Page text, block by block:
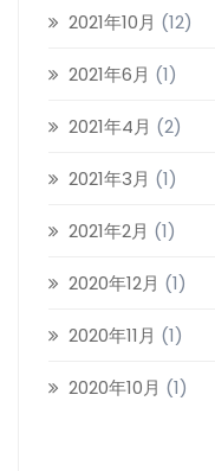
2021年10月 (12)
2021年6月 (1)
2021年4月 (2)
2021年3月 (1)
2021年2月 (1)
2020年12月 (1)
2020年11月 (1)
2020年10月 (1)